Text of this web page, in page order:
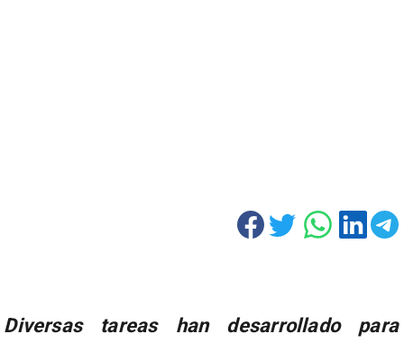
Diversas tareas han desarrollado para